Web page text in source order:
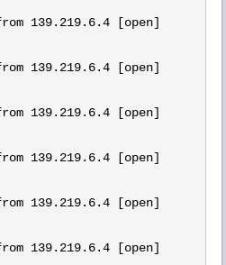
139.219.6.4 [open]
139.219.6.4 [open]
139.219.6.4 [open]
139.219.6.4 [open]
139.219.6.4 [open]
139.219.6.4 [open]